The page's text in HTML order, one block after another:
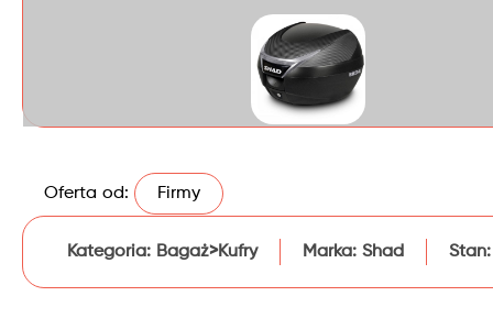
Oferta od: Firmy
Kategoria: Bagaż>Kufry Marka: Shad Stan: